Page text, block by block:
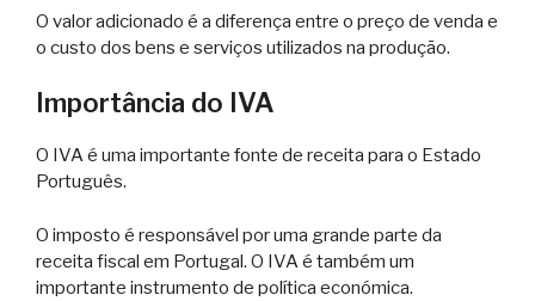
O valor adicionado é a diferença entre o preço de venda e
o custo dos bens e serviços utilizados na produção.
Importância do IVA
O IVA é uma importante fonte de receita para o Estado
Português.
O imposto é responsável por uma grande parte da
receita fiscal em Portugal. O IVA é também um
importante instrumento de política económica.